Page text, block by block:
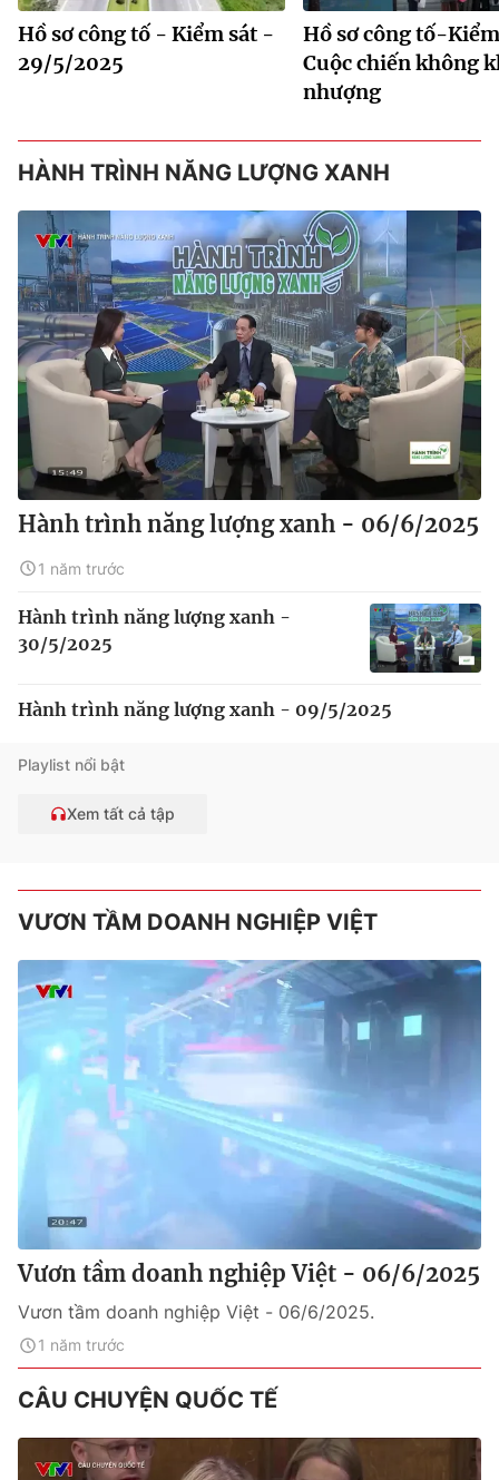
Hồ sơ công tố - Kiểm sát -
29/5/2025
Hồ sơ công tố-
Cuộc chiến không
nhượng
HÀNH TRÌNH NĂNG LƯỢNG XANH
Hành trình năng lượng xanh - 06/6/2025
1 năm trước
Hành trình năng lượng xanh -
30/5/2025
Hành trình năng lượng xanh - 09/5/2025
Playlist nổi bật
Xem tất cả tập
VƯƠN TẦM DOANH NGHIỆP VIỆT
Vươn tầm doanh nghiệp Việt - 06/6/2025
Vươn tầm doanh nghiệp Việt - 06/6/2025.
1 năm trước
CÂU CHUYỆN QUỐC TẾ